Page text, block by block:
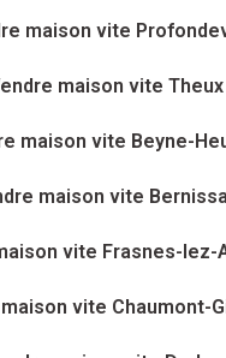
maison vite
maison vite Theux
maison vite Beyne-
maison vite
vite Frasnes-lez-
vite Chaumont-